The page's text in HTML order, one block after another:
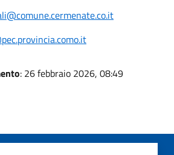
: 26 febbraio 2026, 08:49